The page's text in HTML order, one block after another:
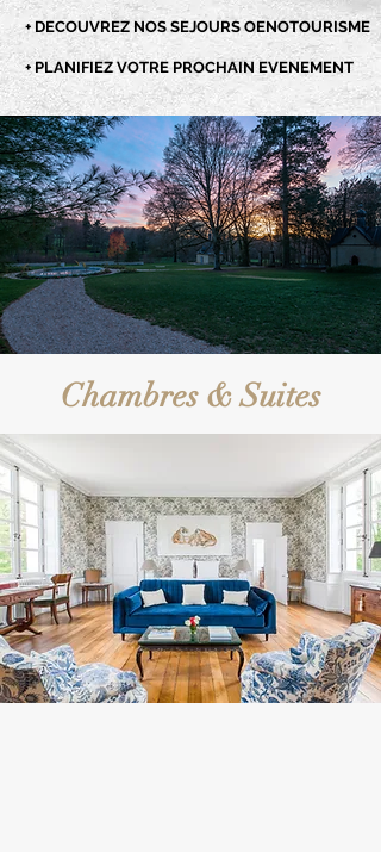
+ DECOUVREZ NOS SEJOURS OENOTOURISME
+ PLANIFIEZ VOTRE PROCHAIN EVENEMENT
Chambres & Suites